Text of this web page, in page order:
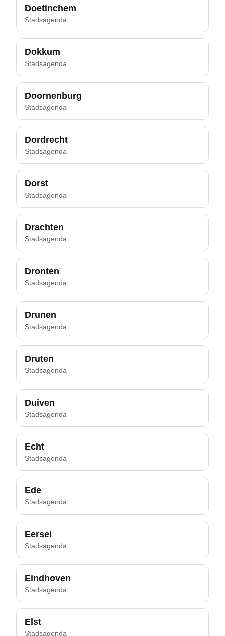
Doetinchem
Stadsagenda
Dokkum
Stadsagenda
Doornenburg
Stadsagenda
Dordrecht
Stadsagenda
Dorst
Stadsagenda
Drachten
Stadsagenda
Dronten
Stadsagenda
Drunen
Stadsagenda
Druten
Stadsagenda
Duiven
Stadsagenda
Echt
Stadsagenda
Ede
Stadsagenda
Eersel
Stadsagenda
Eindhoven
Stadsagenda
Elst
Stadsagenda